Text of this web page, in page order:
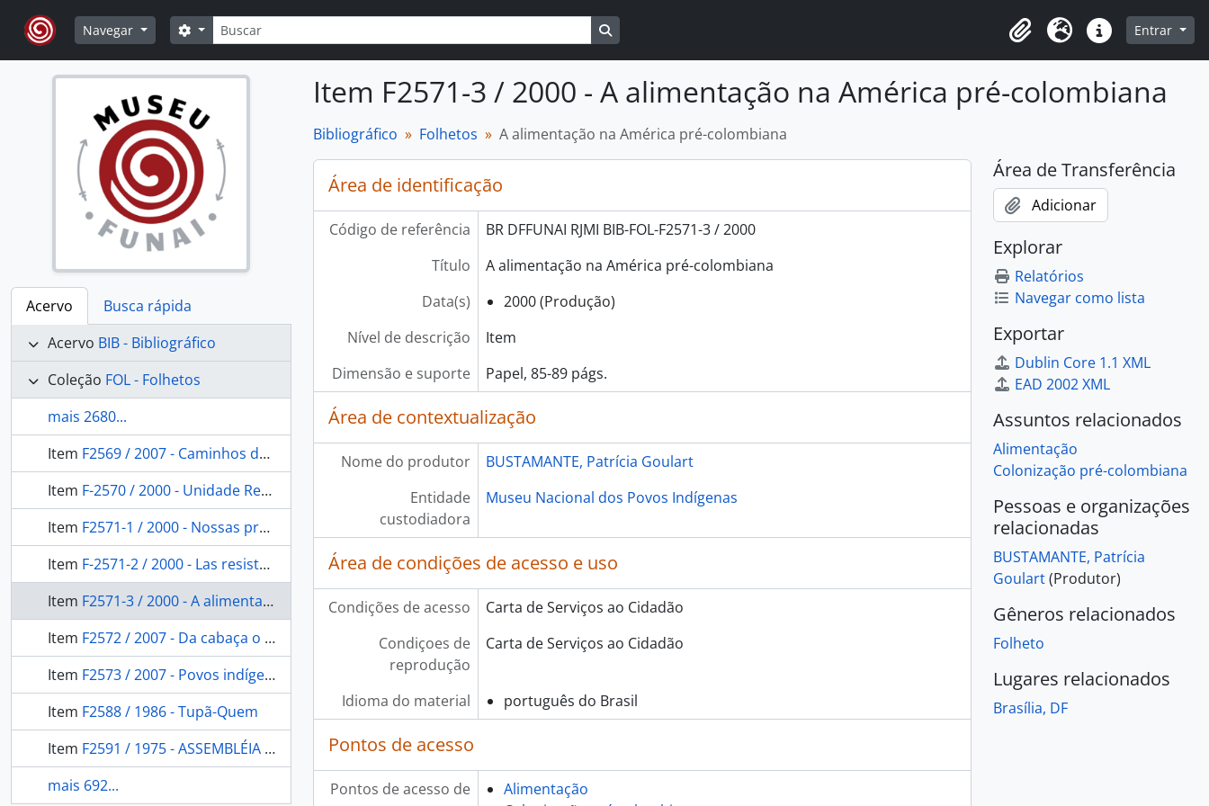
Skip to main content
Navegar
Buscar
Opções de busca
Área de Transferência
Idioma Atalhos Entrar
Acervo
Busca rápida
Acervo BIB - Bibliográfico
Coleção FOL - Folhetos
mais 2680...
Item F2569 / 2007 - Caminhos do Mato
Item F-2570 / 2000 - Unidade Regional: administração executiva regional de Tangará da Serra - MT.
Item F2571-1 / 2000 - Nossas profundas raízes
Item F-2571-2 / 2000 - Las resistências indígenas
Item F2571-3 / 2000 - A alimentação na América pré-colombiana
Item F2572 / 2007 - Da cabaça o Brasil: natureza, cultura, diversidade.
Item F2573 / 2007 - Povos indígenas e meio ambiente - Amapá e Norte do Pará
Item F2588 / 1986 - Tupã-Quem
Item F2591 / 1975 - ASSEMBLÉIA de chefes indígenas (2:1975:Belém)
mais 692...
Item F2571-3 / 2000 - A alimentação na América pré-colombiana
Bibliográfico Folhetos A alimentação na América pré-colombiana
Área de identificação
Código de referência
BR DFFUNAI RJMI BIB-FOL-F2571-3 / 2000
Título
A alimentação na América pré-colombiana
Data(s)
2000 (Produção)
Nível de descrição
Item
Dimensão e suporte
Papel, 85-89 págs.
Área de contextualização
Nome do produtor
BUSTAMANTE, Patrícia Goulart
Entidade
custodiadora
Museu Nacional dos Povos Indígenas
Área de condições de acesso e uso
Condições de acesso
Carta de Serviços ao Cidadão
Condiçoes de
reprodução
Carta de Serviços ao Cidadão
Idioma do material português do Brasil
Pontos de acesso
Pontos de acesso de
Alimentação
Área de Transferência
Adicionar
Explorar
Relatórios
Navegar como lista
Exportar
Dublin Core 1.1 XML
EAD 2002 XML
Assuntos relacionados
Alimentação
Colonização pré-colombiana
Pessoas e organizações
relacionadas
BUSTAMANTE, Patrícia
Goulart(Produtor)
Gêneros relacionados
Folheto
Lugares relacionados
Brasília, DF